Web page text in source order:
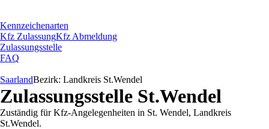
Kennzeichenarten
Kfz ZulassungKfz Abmeldung
Zulassungsstelle
FAQ
SaarlandBezirk: Landkreis St.Wendel
Zulassungsstelle St.Wendel
Zuständig für Kfz-Angelegenheiten in St. Wendel, Landkreis
St.Wendel.